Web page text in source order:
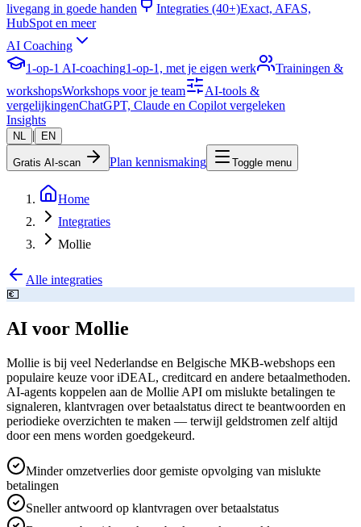
livegang in goede handen
Integraties (40+)Exact, AFAS,
HubSpot en meer
AI Coaching
1-op-1 AI-coaching1-op-1, met je eigen werk
Trainingen &
workshopsWorkshops voor je team
AI-tools &
vergelijkingenChatGPT, Claude en Copilot vergeleken
Insights
NL | EN
Gratis AI-scan Plan kennismaking Toggle menu
Home
Integraties
Mollie
Alle integraties
💶
AI voor Mollie
Mollie is bij veel Nederlandse en Belgische MKB-webshops een
populaire keuze voor iDEAL, creditcard en andere betaalmethoden.
AI-agents koppelen aan de Mollie API om mislukte betalingen te
signaleren, klantvragen over betaalstatus direct te beantwoorden en
periodieke overzichten te maken — terwijl geldstromen zelf altijd
door een mens worden goedgekeurd.
Minder omzetverlies door gemiste opvolging van mislukte
betalingen
Sneller antwoord op klantvragen over betaalstatus